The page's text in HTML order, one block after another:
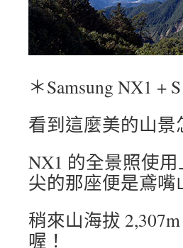
＊Samsung NX1 +
看到這麼美的山
NX1 的全景照使
尖的那座便是鳶嘴
稍來山海拔
喔！